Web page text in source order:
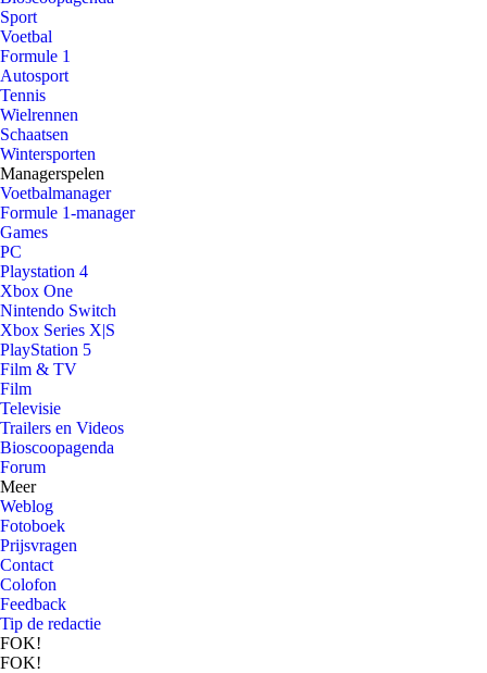
Sport
Voetbal
Formule 1
Autosport
Tennis
Wielrennen
Schaatsen
Wintersporten
Managerspelen
Voetbalmanager
Formule 1-manager
Games
PC
Playstation 4
Xbox One
Nintendo Switch
Xbox Series X|S
PlayStation 5
Film & TV
Film
Televisie
Trailers en Videos
Bioscoopagenda
Forum
Meer
Weblog
Fotoboek
Prijsvragen
Contact
Colofon
Feedback
Tip de redactie
FOK!
FOK!